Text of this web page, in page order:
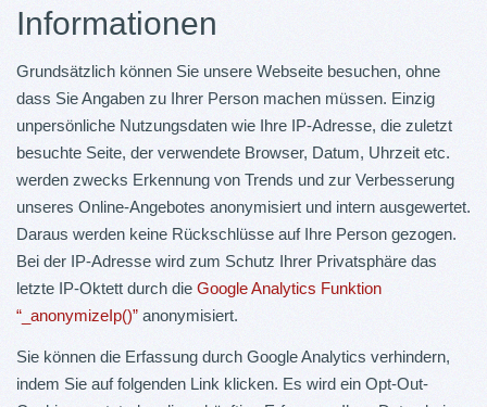
Informationen
Grundsätzlich können Sie unsere Webseite besuchen, ohne
dass Sie Angaben zu Ihrer Person machen müssen. Einzig
unpersönliche Nutzungsdaten wie Ihre IP-Adresse, die zuletzt
besuchte Seite, der verwendete Browser, Datum, Uhrzeit etc.
werden zwecks Erkennung von Trends und zur Verbesserung
unseres Online-Angebotes anonymisiert und intern ausgewertet.
Daraus werden keine Rückschlüsse auf Ihre Person gezogen.
Bei der IP-Adresse wird zum Schutz Ihrer Privatsphäre das
letzte IP-Oktett durch die Google Analytics Funktion
“_anonymizeIp()” anonymisiert.
Sie können die Erfassung durch Google Analytics verhindern,
indem Sie auf folgenden Link klicken. Es wird ein Opt-Out-